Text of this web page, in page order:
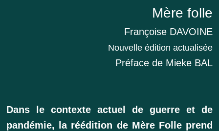
Mère folle
Françoise DAVOINE
Nouvelle édition actualisée
Préface de Mieke BAL
Dans le contexte actuel de guerre et de
pandémie, la réédition de Mère Folle prend